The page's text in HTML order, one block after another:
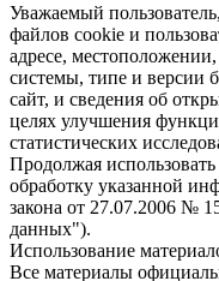
Уважаемый
файлов cookie и
адресе,
системы, типе и версии
сайт, и сведения об
целях улучшения
статистических
Продолжая использовать
обработку указанной
закона от 27.07.2006 №
данных").
Использование
Все материалы